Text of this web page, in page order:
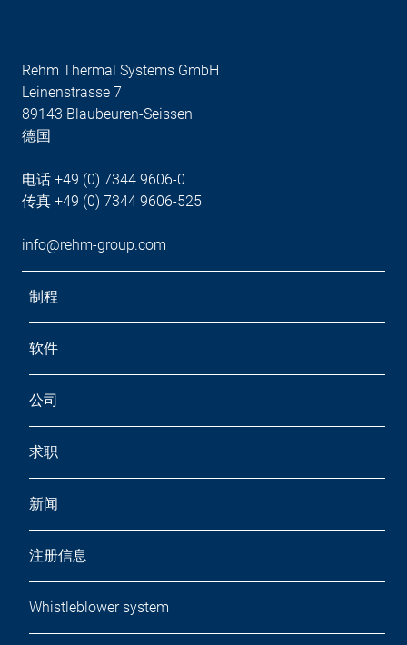
Rehm Thermal Systems GmbH
Leinenstrasse 7
89143 Blaubeuren-Seissen
德国
电话 +49 (0) 7344 9606-0
传真 +49 (0) 7344 9606-525
info@rehm-group.com
制程
软件
公司
求职
新闻
注册信息
Whistleblower system